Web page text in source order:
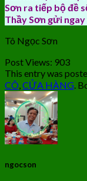
Sơn ra tiếp bộ đề
Thầy Sơn gửi
Tô Ngọc Sơn
Post Views: 903
This entry was
CÔ,CỬA HÀNG.
ngocson